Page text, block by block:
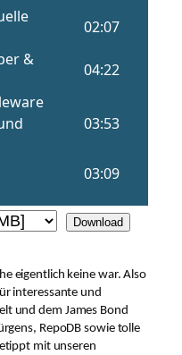
Download
eigentlich keine war. Also
interessante und
und dem James Bond
RepoDB sowie tolle
mit unseren